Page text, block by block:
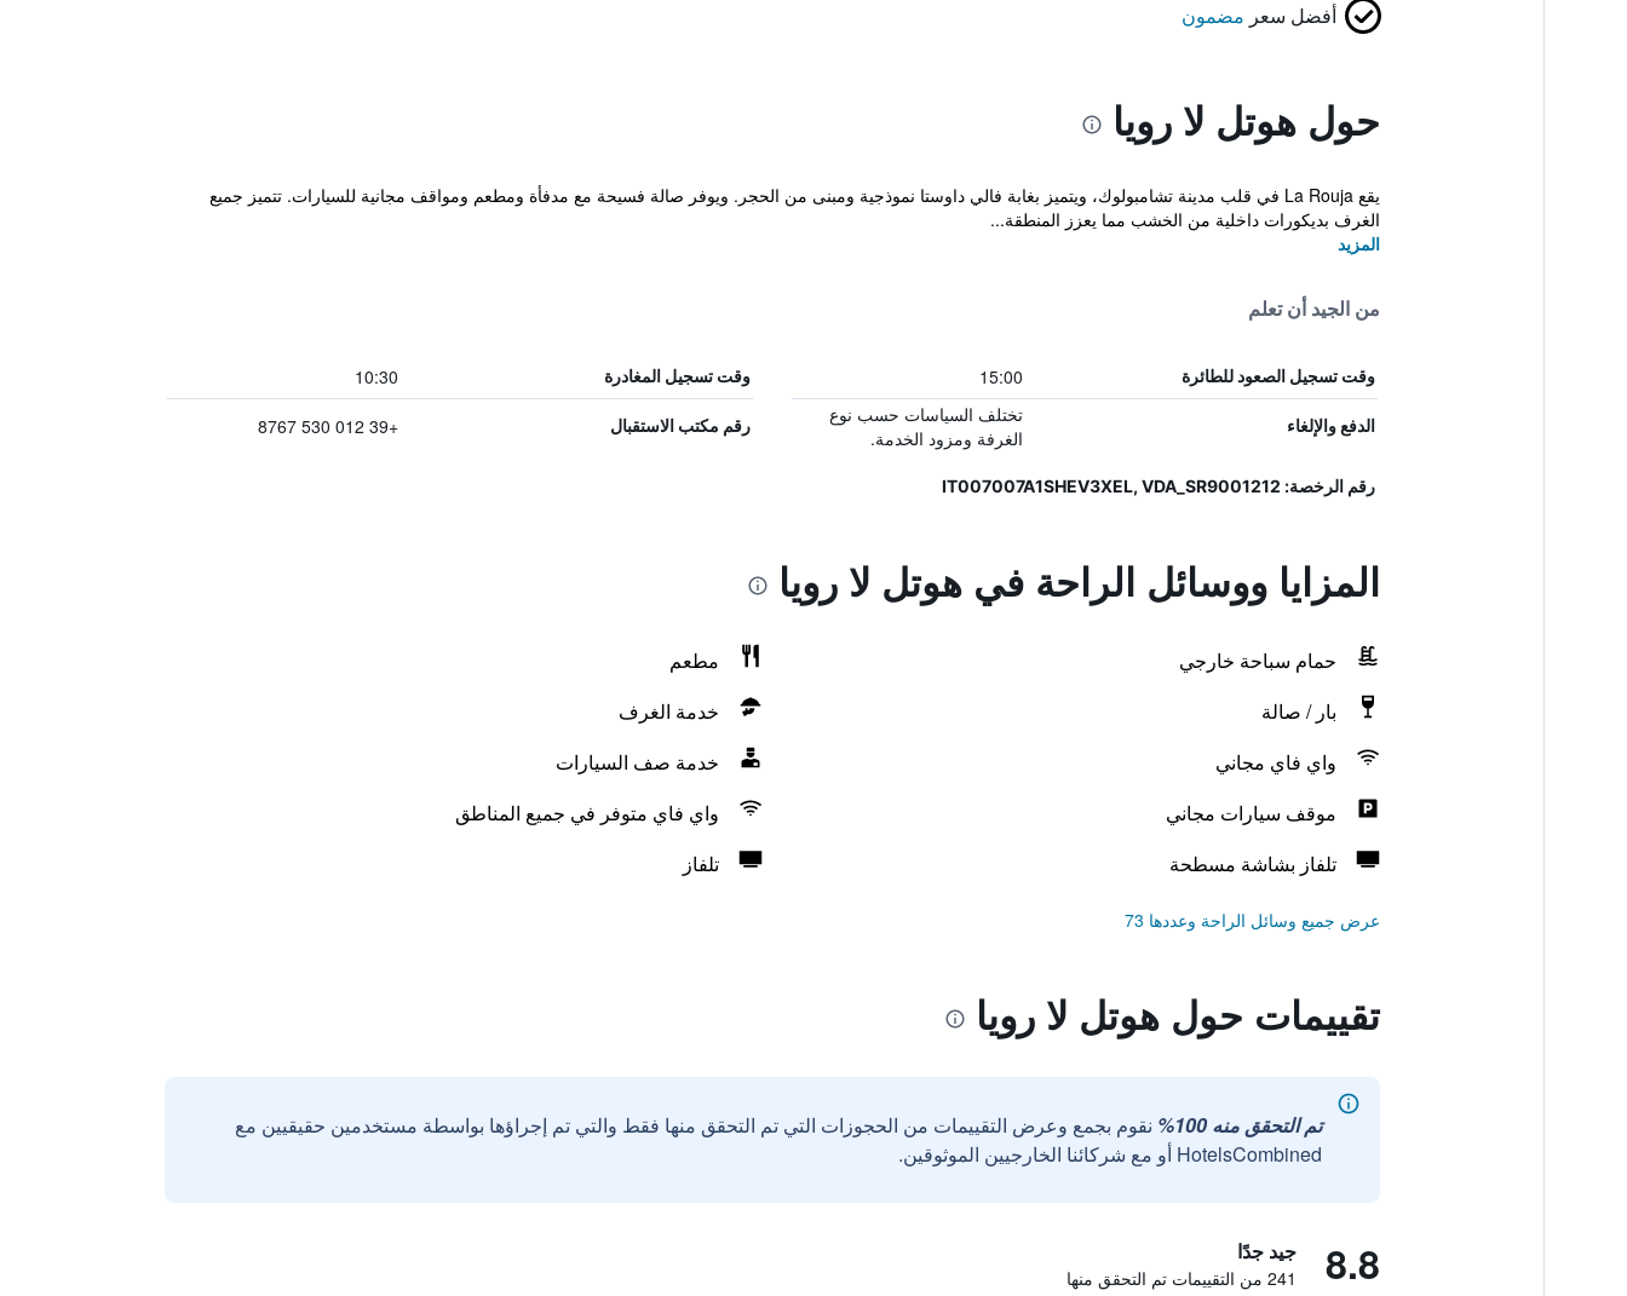
أفضل سعر مضمون
حول هوتل لا رويا
يقع La Rouja في قلب مدينة تشامبولوك، ويتميز بغابة فالي داوستا نموذجية ومبنى من الحجر. ويوفر صالة فسيحة مع مدفأة ومطعم ومواقف مجانية للسيارات. تتميز جميع
الغرف بديكورات داخلية من الخشب مما يعزز المنطقة...
المزيد
من الجيد أن تعلم
وقت تسجيل الصعود للطائرة 15:00 وقت تسجيل المغادرة 10:30
الدفع والإلغاء
تختلف السياسات حسب نوع
الغرفة ومزود الخدمة.
رقم مكتب الاستقبال +39 012 530 8767
رقم الرخصة: IT007007A1SHEV3XEL, VDA_SR9001212
المزايا ووسائل الراحة في هوتل لا رويا
حمام سباحة خارجي
مطعم
بار / صالة
خدمة الغرف
واي فاي مجاني
خدمة صف السيارات
موقف سيارات مجاني
واي فاي متوفر في جميع المناطق
تلفاز بشاشة مسطحة
تلفاز
عرض جميع وسائل الراحة وعددها 73
تقييمات حول هوتل لا رويا
تم التحقق منه 100%
نقوم بجمع وعرض التقييمات من الحجوزات التي تم التحقق منها فقط والتي تم إجراؤها بواسطة مستخدمين حقيقيين مع
HotelsCombined أو مع شركائنا الخارجيين الموثوقين.
8.8 جيد جدًا
241 من التقييمات تم التحقق منها